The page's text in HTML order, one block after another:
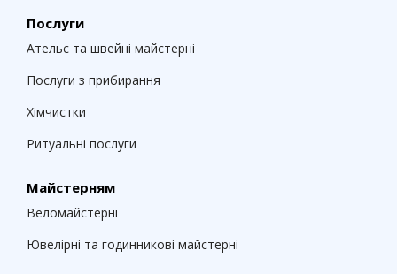
Послуги
Ательє та швейні майстерні
Послуги з прибирання
Хімчистки
Ритуальні послуги
Майстерням
Веломайстерні
Ювелірні та годинникові майстерні